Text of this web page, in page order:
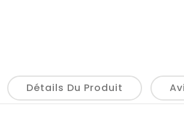
Détails Du Produit